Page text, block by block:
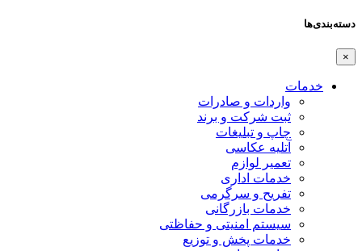
دسته‌بندی‌ها
×
خدمات
واردات و صادرات
ثبت شرکت و برند
چاپ و تبلیغات
آتلیه عکاسی
تعمیر لوازم
خدمات اداری
تفریح و سرگرمی
خدمات بازرگانی
سیستم امنیتی و حفاظتی
خدمات پخش و توزیع